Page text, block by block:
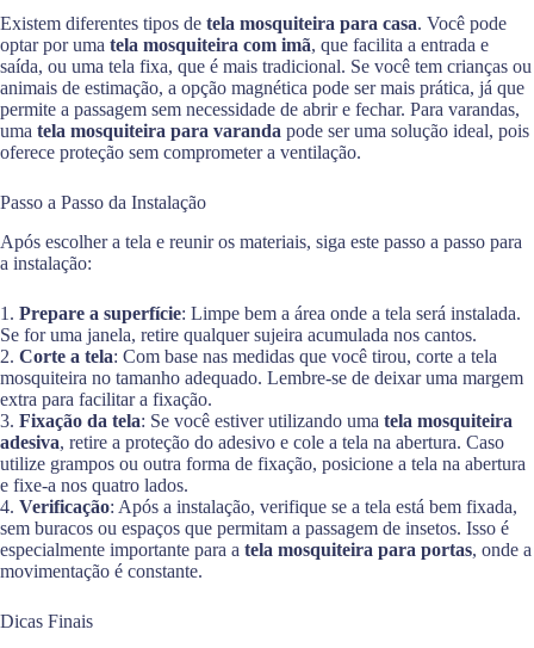
Existem diferentes tipos de tela mosquiteira para casa. Você pode
optar por uma tela mosquiteira com imã, que facilita a entrada e
saída, ou uma tela fixa, que é mais tradicional. Se você tem crianças ou
animais de estimação, a opção magnética pode ser mais prática, já que
permite a passagem sem necessidade de abrir e fechar. Para varandas,
uma tela mosquiteira para varanda pode ser uma solução ideal, pois
oferece proteção sem comprometer a ventilação.
Passo a Passo da Instalação
Após escolher a tela e reunir os materiais, siga este passo a passo para
a instalação:
1. Prepare a superfície: Limpe bem a área onde a tela será instalada.
Se for uma janela, retire qualquer sujeira acumulada nos cantos.
2. Corte a tela: Com base nas medidas que você tirou, corte a tela
mosquiteira no tamanho adequado. Lembre-se de deixar uma margem
extra para facilitar a fixação.
3. Fixação da tela: Se você estiver utilizando uma tela mosquiteira
adesiva, retire a proteção do adesivo e cole a tela na abertura. Caso
utilize grampos ou outra forma de fixação, posicione a tela na abertura
e fixe-a nos quatro lados.
4. Verificação: Após a instalação, verifique se a tela está bem fixada,
sem buracos ou espaços que permitam a passagem de insetos. Isso é
especialmente importante para a tela mosquiteira para portas, onde a
movimentação é constante.
Dicas Finais